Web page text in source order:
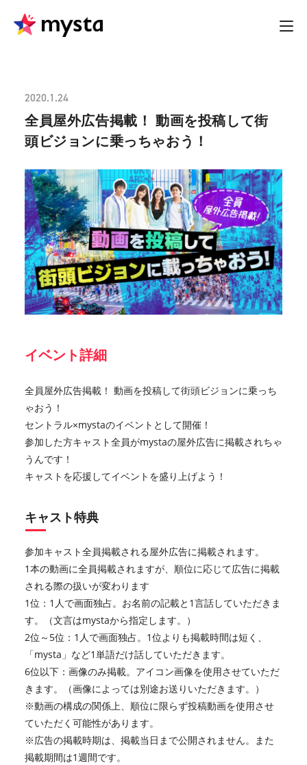
2020.1.24
全員屋外広告掲載！ 動画を投稿して街
頭ビジョンに乗っちゃおう！
イベント詳細
全員屋外広告掲載！ 動画を投稿して街頭ビジョンに乗っち
ゃおう！
セントラル×mystaのイベントとして開催！
参加した方キャスト全員がmystaの屋外広告に掲載されちゃ
うんです！
キャストを応援してイベントを盛り上げよう！
キャスト特典
参加キャスト全員掲載される屋外広告に掲載されます。
1本の動画に全員掲載されますが、順位に応じて広告に掲載
される際の扱いが変わります
1位：1人で画面独占。お名前の記載と1言話していただきま
す。（文言はmystaから指定します。）
2位～5位：1人で画面独占。1位よりも掲載時間は短く、
「mysta」など1単語だけ話していただきます。
6位以下：画像のみ掲載。アイコン画像を使用させていただ
きます。（画像によっては別途お送りいただきます。）
※動画の構成の関係上、順位に限らず投稿動画を使用させ
ていただく可能性があります。
※広告の掲載時期は、掲載当日まで公開されません。また
掲載期間は1週間です。